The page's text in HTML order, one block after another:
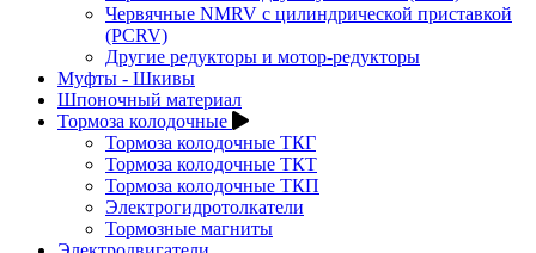
Червячные NMRV с цилиндрической приставкой
(PCRV)
Другие редукторы и мотор-редукторы
Муфты - Шкивы
Шпоночный материал
Тормоза колодочные
Тормоза колодочные ТКГ
Тормоза колодочные ТКТ
Тормоза колодочные ТКП
Электрогидротолкатели
Тормозные магниты